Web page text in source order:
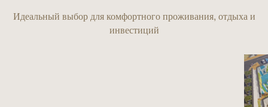
Идеальный выбор для комфортного проживания, отдыха и
инвестиций